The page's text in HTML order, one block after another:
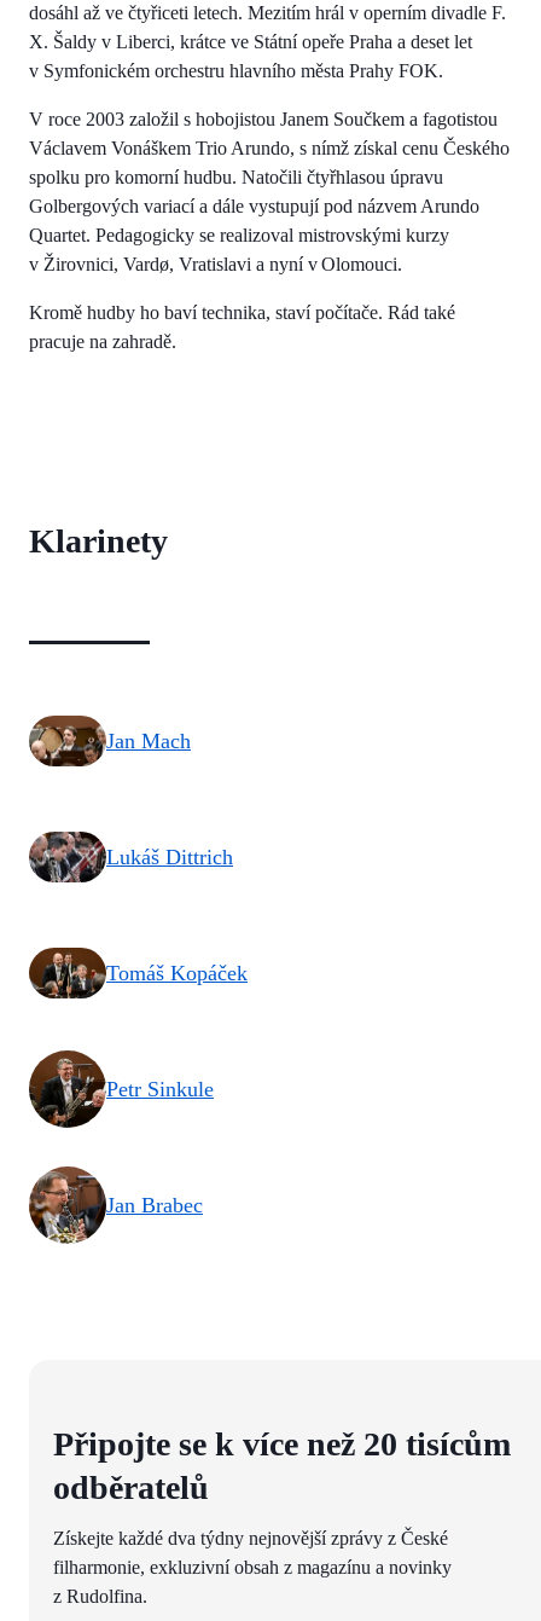
dosáhl až ve čtyřiceti letech. Mezitím hrál v operním divadle F.
X. Šaldy v Liberci, krátce ve Státní opeře Praha a deset let
v Symfonickém orchestru hlavního města Prahy FOK.
V roce 2003 založil s hobojistou Janem Součkem a fagotistou
Václavem Vonáškem Trio Arundo, s nímž získal cenu Českého
spolku pro komorní hudbu. Natočili čtyřhlasou úpravu
Golbergových variací a dále vystupují pod názvem Arundo
Quartet. Pedagogicky se realizoval mistrovskými kurzy
v Žirovnici, Vardø, Vratislavi a nyní v Olomouci.
Kromě hudby ho baví technika, staví počítače. Rád také
pracuje na zahradě.
Klarinety
Jan Mach
Lukáš Dittrich
Tomáš Kopáček
Petr Sinkule
Jan Brabec
Připojte se k více než 20 tisícům
odběratelů
Získejte každé dva týdny nejnovější zprávy z České
filharmonie, exkluzivní obsah z magazínu a novinky
z Rudolfina.